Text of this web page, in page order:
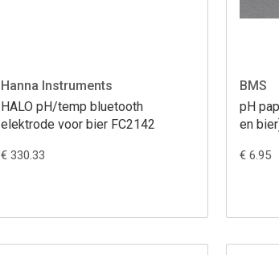
Hanna Instruments
HALO pH/temp bluetooth
elektrode voor bier FC2142
€ 330.33
BMS
pH
en
€ 6.95